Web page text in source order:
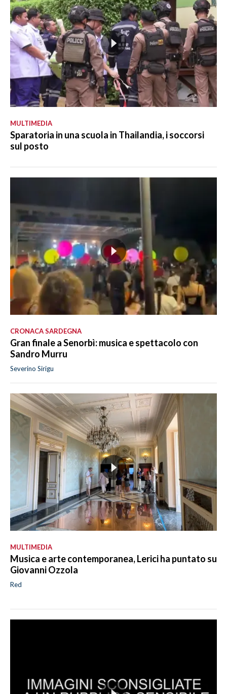
MULTIMEDIA
Sparatoria in una scuola in Thailandia, i soccorsi
sul posto
CRONACA SARDEGNA
Gran finale a Senorbì: musica e spettacolo con
Sandro Murru
Severino Sirigu
MULTIMEDIA
Musica e arte contemporanea, Lerici ha puntato su
Giovanni Ozzola
Red